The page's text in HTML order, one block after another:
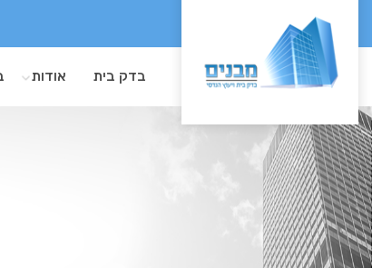
בדק בית אודות